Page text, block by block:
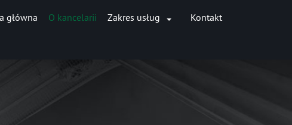
1');
główna
O kancelarii Zakres usług Kontakt